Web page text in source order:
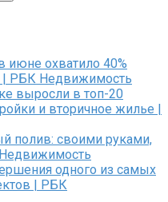
охватило 40%
| РБК Недвижимость
выросли в топ-20
и вторичное жилье |
полив: своими руками,
одного из самых
| РБК